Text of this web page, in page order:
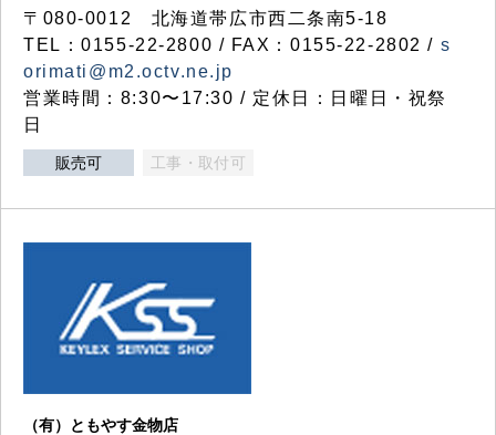
〒080-0012 北海道帯広市西二条南5-18
TEL：0155-22-2800 / FAX：0155-22-2802 / s
orimati@m2.octv.ne.jp
営業時間：8:30〜17:30 / 定休日：日曜日・祝祭
日
販売可 工事・取付可
（有）ともやす金物店